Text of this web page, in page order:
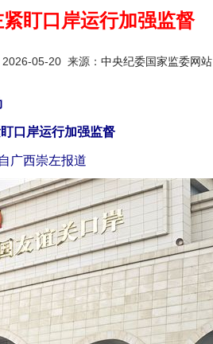
盯口岸运行加强监督
05-20 来源： 中央纪委国家监委网站
口岸运行加强监督
广西崇左报道